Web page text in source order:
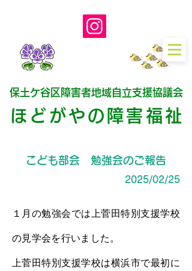
保土ケ谷区障害者地域自立支援協議会
ほどがやの障害福 祉
こども部会 勉強会のご報告
2025/02/25
１月の勉強会では上菅田特別支援学校
の見学会を行いました。
上菅田特別支援学校は横浜市で最初に